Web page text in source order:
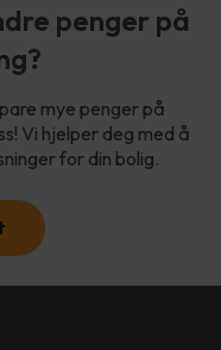
penger på
mye penger på
Vi hjelper deg med å
for din bolig.